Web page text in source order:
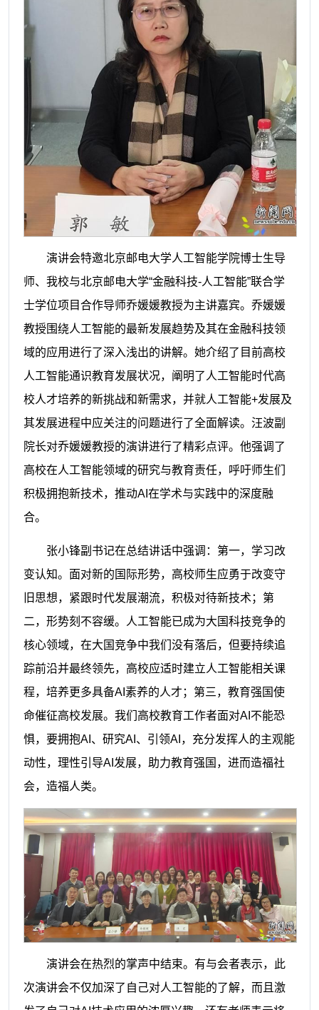
演讲会特邀北京邮电大学人工智能学院博士生导
师、我校与北京邮电大学“金融科技-人工智能”联合学
士学位项目合作导师乔媛媛教授为主讲嘉宾。乔媛媛
教授围绕人工智能的最新发展趋势及其在金融科技领
域的应用进行了深入浅出的讲解。她介绍了目前高校
人工智能通识教育发展状况，阐明了人工智能时代高
校人才培养的新挑战和新需求，并就人工智能+发展及
其发展进程中应关注的问题进行了全面解读。汪波副
院长对乔媛媛教授的演讲进行了精彩点评。他强调了
高校在人工智能领域的研究与教育责任，呼吁师生们
积极拥抱新技术，推动AI在学术与实践中的深度融
合。
张小锋副书记在总结讲话中强调：第一，学习改
变认知。面对新的国际形势，高校师生应勇于改变守
旧思想，紧跟时代发展潮流，积极对待新技术；第
二，形势刻不容缓。人工智能已成为大国科技竞争的
核心领域，在大国竞争中我们没有落后，但要持续追
踪前沿并最终领先，高校应适时建立人工智能相关课
程，培养更多具备AI素养的人才；第三，教育强国使
命催征高校发展。我们高校教育工作者面对AI不能恐
惧，要拥抱AI、研究AI、引领AI，充分发挥人的主观能
动性，理性引导AI发展，助力教育强国，进而造福社
会，造福人类。
演讲会在热烈的掌声中结束。有与会者表示，此
次演讲会不仅加深了自己对人工智能的了解，而且激